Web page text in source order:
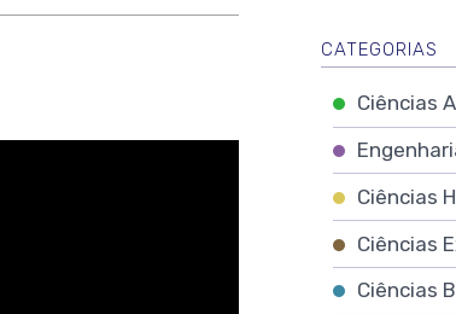
CATEGORIAS
Ciências
Ciências
Ciências
Ciências